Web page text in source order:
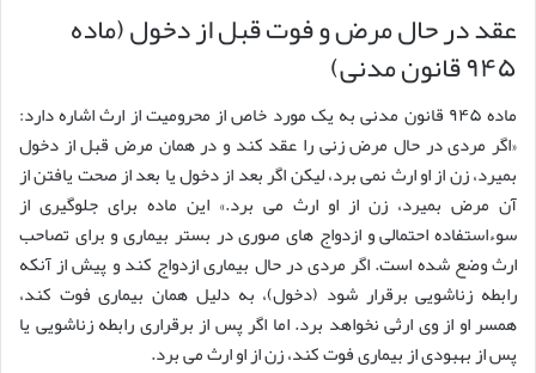
عقد در حال مرض و فوت قبل از دخول (ماده
۹۴۵ قانون مدنی)
ماده ۹۴۵ قانون مدنی به یک مورد خاص از محرومیت از ارث اشاره دارد:
«اگر مردی در حال مرض زنی را عقد کند و در همان مرض قبل از دخول
بمیرد، زن از او ارث نمی برد، لیکن اگر بعد از دخول یا بعد از صحت یافتن از
آن مرض بمیرد، زن از او ارث می برد.» این ماده برای جلوگیری از
سوءاستفاده احتمالی و ازدواج های صوری در بستر بیماری و برای تصاحب
ارث وضع شده است. اگر مردی در حال بیماری ازدواج کند و پیش از آنکه
رابطه زناشویی برقرار شود (دخول)، به دلیل همان بیماری فوت کند،
همسر او از وی ارثی نخواهد برد. اما اگر پس از برقراری رابطه زناشویی یا
پس از بهبودی از بیماری فوت کند، زن از او ارث می برد.